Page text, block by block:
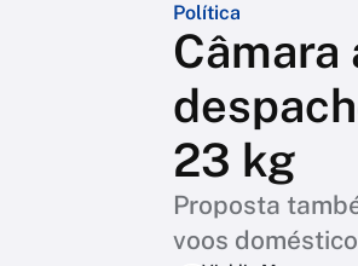
Política
23 kg
Proposta
voos